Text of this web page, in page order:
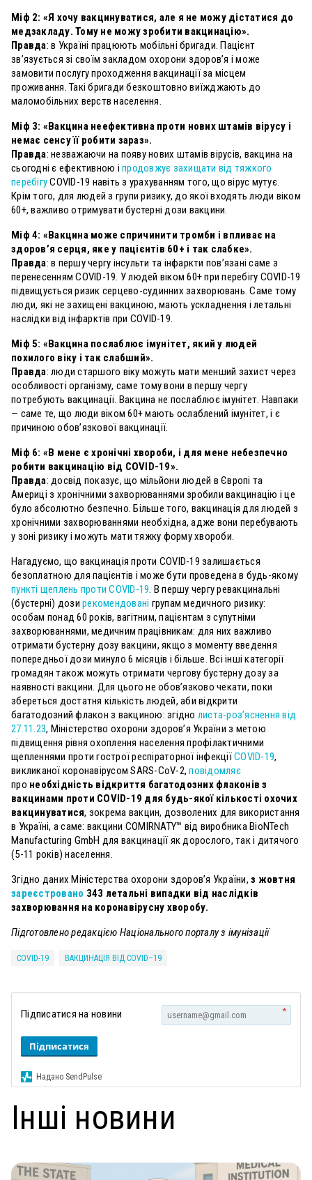
Міф 2: «Я хочу вакцинуватися, але я не можу дістатися до
медзакладу. Тому не можу зробити вакцинацію».
Правда: в Україні працюють мобільні бригади. Пацієнт
зв’язується зі своїм закладом охорони здоров’я і може
замовити послугу проходження вакцинації за місцем
проживання. Такі бригади безкоштовно виїжджають до
маломобільних верств населення.
Міф 3: «Вакцина неефективна проти нових штамів вірусу і
немає сенсу її робити зараз».
Правда: незважаючи на появу нових штамів вірусів, вакцина на
сьогодні є ефективною і продовжує захищати від тяжкого
перебігуCOVID-19 навіть з урахуванням того, що вірус мутує.
Крім того, для людей з групи ризику, до якої входять люди віком
60+, важливо отримувати бустерні дози вакцини.
Міф 4: «Вакцина може спричинити тромби і впливає на
здоров’я серця, яке у пацієнтів 60+ і так слабке».
Правда: в першу чергу інсульти та інфаркти пов’язані саме з
перенесенням COVID-19. У людей віком 60+ при перебігу COVID-19
підвищується ризик серцево-судинних захворювань. Саме тому
люди, які не захищені вакциною, мають ускладнення і летальні
наслідки від інфарктів при COVID-19.
Міф 5: «Вакцина послаблює імунітет, який у людей
похилого віку і так слабший».
Правда: люди старшого віку можуть мати менший захист через
особливості організму, саме тому вони в першу чергу
потребують вакцинації. Вакцина не послаблює імунітет. Навпаки
— саме те, що люди віком 60+ мають ослаблений імунітет, і є
причиною обов’язкової вакцинації.
Міф 6: «В мене є хронічні хвороби, і для мене небезпечно
робити вакцинацію від COVID-19».
Правда: досвід показує, що мільйони людей в Європі та
Америці з хронічними захворюваннями зробили вакцинацію і це
було абсолютно безпечно. Більше того, вакцинація для людей з
хронічними захворюваннями необхідна, адже вони перебувають
у зоні ризику і можуть мати тяжку форму хвороби.
Нагадуємо, що вакцинація проти COVID-19 залишається
безоплатною для пацієнтів і може бути проведена в будь-якому
пункті щеплень проти COVID-19. В першу чергу ревакцинальні
(бустерні) дози рекомендовані групам медичного ризику:
особам понад 60 років, вагітним, пацієнтам з супутніми
захворюваннями, медичним працівникам: для них важливо
отримати бустерну дозу вакцини, якщо з моменту введення
попередньої дози минуло 6 місяців і більше. Всі інші категорії
громадян також можуть отримати чергову бустерну дозу за
наявності вакцини. Для цього не обов’язково чекати, поки
збереться достатня кількість людей, аби відкрити
багатодозний флакон з вакциною: згідно листа-роз’яснення від
27.11.23, Міністерство охорони здоров’я України з метою
підвищення рівня охоплення населення профілактичними
щепленнями проти гострої респіраторної інфекціїCOVID-19,
викликаної коронавірусом SARS-CoV-2,повідомляє
про необхідність відкриття багатодозних флаконів з
вакцинами проти COVID-19 для будь-якої кількості охочих
вакцинуватися, зокрема вакцин, дозволених для використання
в Україні, а саме: вакцини COMIRNATY™ від виробника BioNTech
Manufacturing GmbH для вакцинації як дорослого, так і дитячого
(5-11 років) населення.
Згідно даних Міністерства охорони здоров’я України, з жовтня
зареєстровано 343 летальні випадки від наслідків
захворювання на коронавірусну хворобу.
Підготовлено редакцією Національного порталу з імунізації
COVID-19 ВАКЦИНАЦІЯ ВІД COVID–19
Підписатися на новини *
Підписатися
Надано SendPulse
Інші новини